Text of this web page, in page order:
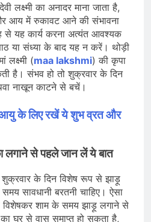
लक्ष्मी का अनादर माना जाता है,
आय में रुकावट आने की संभावना
से यह कार्य करना अत्यंत आवश्यक
या संध्या के बाद यह न करें। थोड़ी
लक्ष्मी (maa lakshmi) की कृपा
है। संभव हो तो शुक्रवार के दिन
नाखून काटने से बचें।
आयु के लिए रखें ये शुभ व्रत और
लगाने से पहले जान लें ये बात
शुक्रवार के दिन विशेष रूप से झाड़ू
सावधानी बरतनी चाहिए। ऐसा
विशेषकर शाम के समय झाड़ू लगाने से
का घर से वास समाप्त हो सकता है,